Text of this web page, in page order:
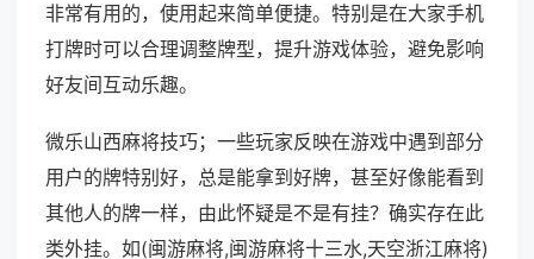
非常有用的，使用起来简单便捷。特别是在大家手机
打牌时可以合理调整牌型，提升游戏体验，避免影响
好友间互动乐趣。
微乐山西麻将技巧；一些玩家反映在游戏中遇到部分
用户的牌特别好，总是能拿到好牌，甚至好像能看到
其他人的牌一样，由此怀疑是不是有挂？确实存在此
类外挂。如(闽游麻将,闽游麻将十三水,天空浙江麻将)